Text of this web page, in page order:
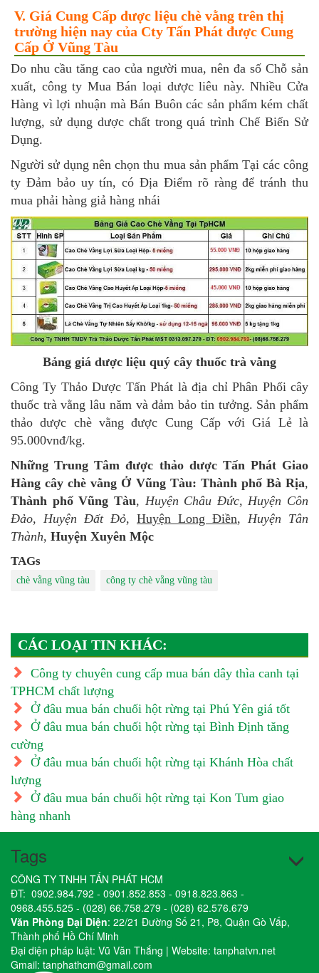
V. Giá Cung Cấp dược liệu chè vằng trên thị
trường hiện nay của Cty Tấn Phát được Cung
Cấp Ở Vũng Tàu
Do nhu cầu tăng cao của người mua, nên đa số Chỗ sản
xuất, công ty Mua Bán loại dược liêu này. Nhiều Cửa
Hàng vì lợi nhuận mà Bán Buôn các sản phẩm kém chất
lượng, sử dụng dược chất trong quá trình Chế Biến Sử
Dụng.
Người sử dụng nên chọn thu mua sản phẩm Tại các công
ty Đảm bảo uy tín, có Địa Điểm rõ ràng để tránh thu
mua phải hàng giả hàng nhái
Bảng giá dược liệu quý cây thuốc trà vằng
Công Ty Thảo Dược Tấn Phát là địa chỉ Phân Phối cây
thuốc trà vằng lâu năm và đảm bảo tin tưởng. Sản phẩm
thảo dược chè vằng được Cung Cấp với Giá Lẻ là
95.000vnđ/kg.
Những Trung Tâm được thảo dược Tấn Phát Giao
Hàng cây chè vằng Ở Vũng Tàu: Thành phố Bà Rịa,
Thành phố Vũng Tàu, Huyện Châu Đức, Huyện Côn
Đảo, Huyện Đất Đỏ, Huyện Long Điền, Huyện Tân
Thành, Huyện Xuyên Mộc
TAGs
chè vằng vũng tàu công ty chè vằng vũng tàu
CÁC LOẠI TIN KHÁC:
Công ty chuyên cung cấp mua bán dây thìa canh tại
TPHCM chất lượng
Ở đâu mua bán chuối hột rừng tại Phú Yên giá tốt
Ở đâu mua bán chuối hột rừng tại Bình Định tăng
cường
Ở đâu mua bán chuối hột rừng tại Khánh Hòa chất
lượng
Ở đâu mua bán chuối hột rừng tại Kon Tum giao
hàng nhanh
Tags
CÔNG TY TNHH TẤN PHÁT HCM
ĐT: 0902.984.792 - 0901.852.853 - 0918.823.863 -
0968.455.525 - (028) 66.758.279 - (028) 62.576.679
Văn Phòng Đại Diện: 22/21 Đường Số 21, P8, Quận Gò Vấp,
Thành phố Hồ Chí Minh
Đại diện pháp luật: Vũ Văn Thắng | Website: tanphatvn.net
Gmail: tanphathcm@gmail.com